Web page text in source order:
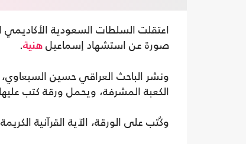
اعتقلت السلطات السعودية
صورة عن استشهاد إسماعيل هنية.
ونشر الباحث العراقي حسين
الكعبة المشرفة، ويحمل ورقة كتب
وكُتب على الورقة، الآية القرآنية